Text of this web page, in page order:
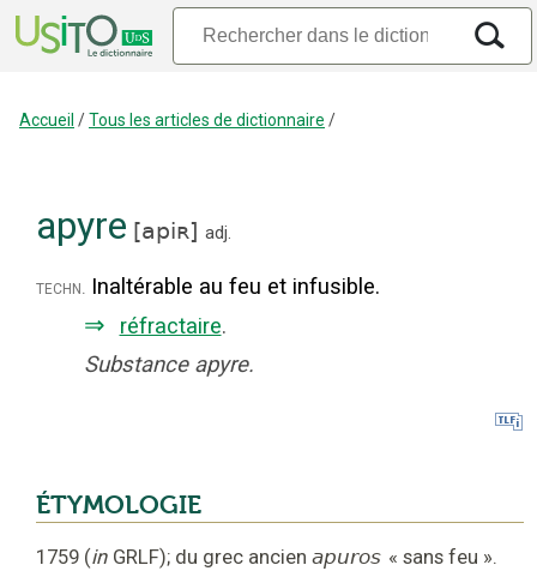
Accueil /Tous les articles de dictionnaire /
apyre [apiʀ] adj.
techn. Inaltérable au feu et infusible.
⇒ réfractaire.
Substance apyre.
ÉTYMOLOGIE
1759 (in GRLF); du grec ancien apuros « sans feu ».